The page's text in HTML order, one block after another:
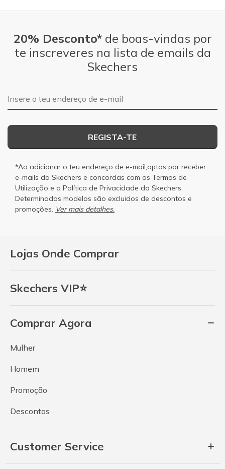
Lojas Onde Comprar
Skechers VIP⭐
Comprar Agora
Mulher
Homem
Promoção
Descontos
Customer Service
20% Desconto*de boas-vindas por
te inscreveres na lista de emails da
Skechers
Endereço de e-mail
REGISTA-TE
*Ao adicionar o teu endereço de e-mail,optas por receber
e-mails da Skechers e concordas com os Termos de
Utilização e a Política de Privacidade da Skechers.
Determinados modelos são excluidos de descontos e
promoções. Ver mais detalhes.